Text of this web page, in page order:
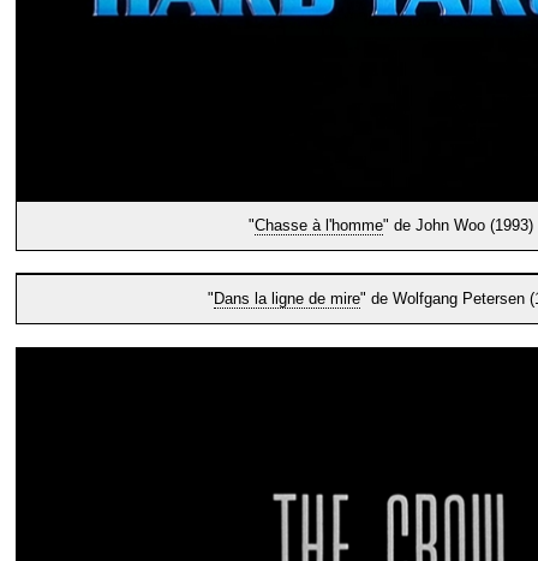
"Chasse à l'homme" de John Woo (1993)
" Dans la ligne de mire" de Wolfgang Petersen